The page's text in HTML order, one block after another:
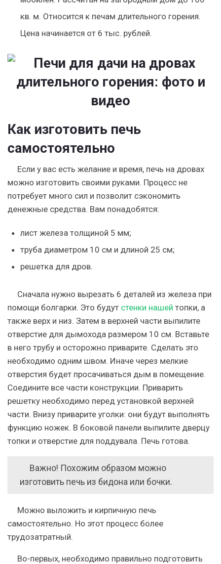
кв. м. Относится к печам длительного горения.
Цена начинается от 6 тыс. рублей.
Как изготовить печь
самостоятельно
Если у вас есть желание и время, печь на дровах
можно изготовить своими руками. Процесс не
потребует много сил и позволит сэкономить
денежные средства. Вам понадобятся:
лист железа толщиной 5 мм;
труба диаметром 10 см и длиной 25 см;
решетка для дров.
Сначала нужно вырезать 6 деталей из железа при
помощи болгарки. Это будут стенки нашей топки, а
также верх и низ. Затем в верхней части выпилите
отверстие для дымохода размером 10 см. Вставьте
в него трубу и осторожно приварите. Сделать это
необходимо одним швом. Иначе через мелкие
отверстия будет просачиваться дым в помещение.
Соедините все части конструкции. Приварить
решетку необходимо перед установкой верхней
части. Внизу приварите уголки: они будут выполнять
функцию ножек. В боковой панели выпилите дверцу
топки и отверстие для поддувала. Печь готова.
Важно! Похожим образом можно
изготовить печь из бидона или бочки.
Можно выложить и кирпичную печь
самостоятельно. Но этот процесс более
трудозатратный.
Во-первых, необходимо правильно подготовить